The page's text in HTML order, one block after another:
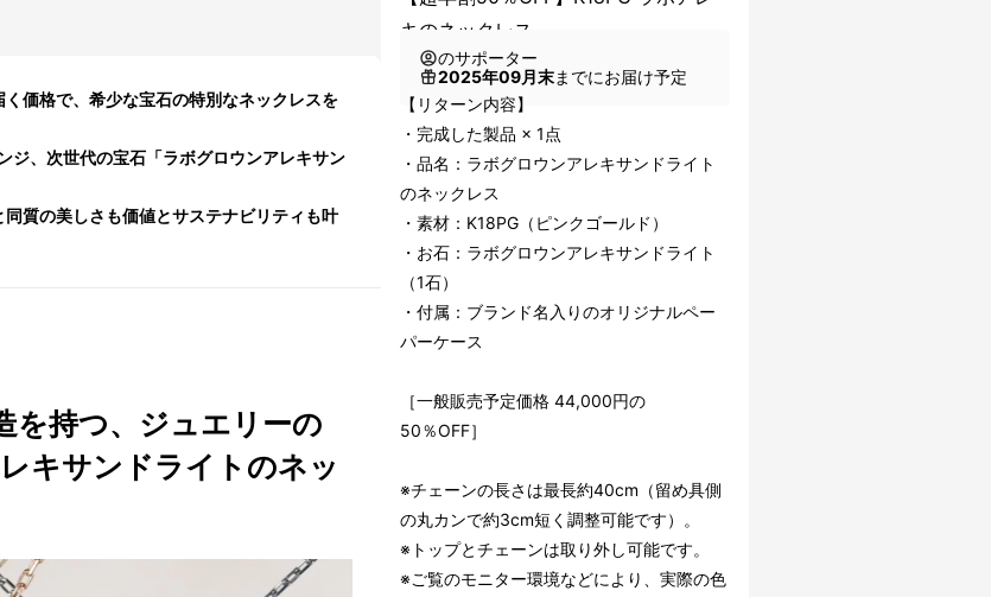
価格で、希少な宝石の特別なネックレスを
、次世代の宝石「ラボグロウンアレキサン
質の美しさも価値とサステナビリティも叶
を持つ、ジュエリーの
キサンドライトのネッ
キのネックレス
のサポーター
2025年09月末までにお届け予定
【リターン内容】
・完成した製品 × 1点
・品名：ラボグロウンアレキサンドライト
のネックレス
・素材：K18PG（ピンクゴールド）
・お石：ラボグロウンアレキサンドライト
（1石）
・付属：ブランド名入りのオリジナルペー
パーケース
［一般販売予定価格 44,000円の
50％OFF］
※チェーンの長さは最長約40cm（留め具側
の丸カンで約3cm短く調整可能です）。
※トップとチェーンは取り外し可能です。
※ご覧のモニター環境などにより、実際の色